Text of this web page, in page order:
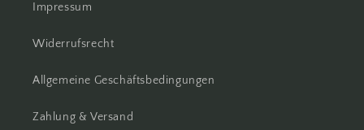
Impressum
Widerrufsrecht
Allgemeine Geschäftsbedingungen
Zahlung & Versand